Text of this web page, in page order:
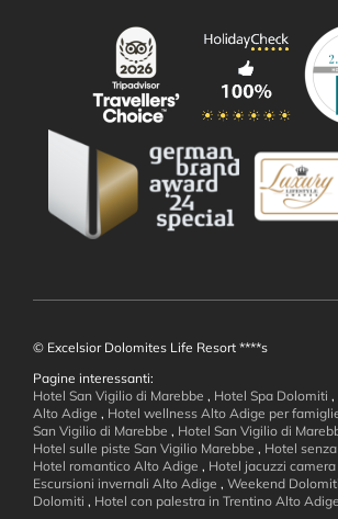
Camere e
Wellness e
benessere
© Excelsior Dolomites Life Resort ****s
Pagine interessanti:
Hotel San Vigilio di Marebbe , Hotel Spa Dolomiti ,
Alto Adige , Hotel wellness Alto Adige per
San Vigilio di Marebbe , Hotel San Vigilio di
Hotel sulle piste San Vigilio Marebbe , Hotel
Hotel romantico Alto Adige , Hotel jacuzzi
Escursioni invernali Alto Adige , Weekend Dolomiti
Dolomiti , Hotel con palestra in Trentino Alto Adige